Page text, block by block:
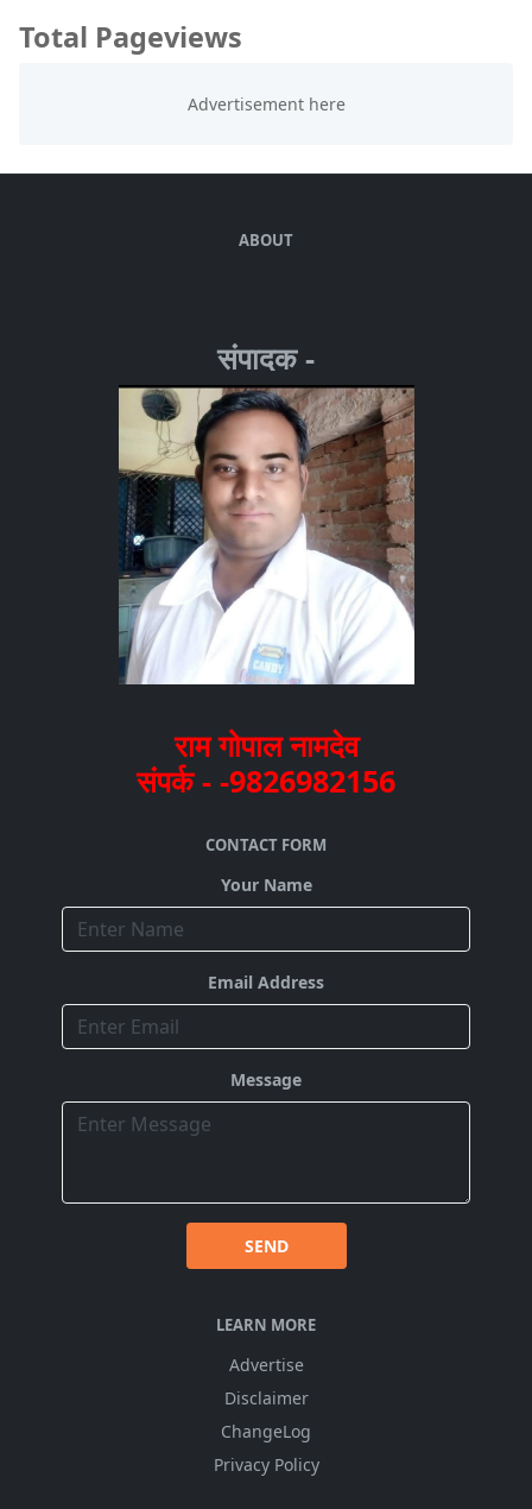
Total Pageviews
ABOUT
संपादक -
राम गोपाल नामदेव
संपर्क - -9826982156
CONTACT FORM
Your Name
Email Address
Message
SEND
LEARN MORE
Advertise
Disclaimer
ChangeLog
Privacy Policy